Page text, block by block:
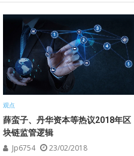
观点
薛蛮子、丹华资本等热议2018年区
块链监管逻辑
Jp6754 23/02/2018